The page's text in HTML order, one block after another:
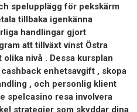
spelupplägg för pekskärm
tillbaka igenkänna
handlingar gjort
att tillväxt vinst Östra
nivå . Dessa kursplan
enhetsavgift , skopa
, och personlig klient
spelcasino resa involvera
strategier som skyddar dina